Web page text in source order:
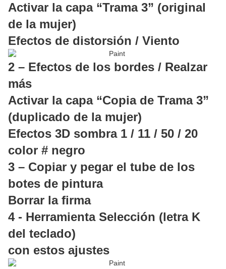
Activar la capa “Trama 3” (original
de la mujer)
Efectos de distorsión / Viento
2 – Efectos de los bordes / Realzar
más
Activar la capa “Copia de Trama 3”
(duplicado de la mujer)
Efectos 3D sombra 1 / 11 / 50 / 20
color # negro
3 – Copiar y pegar el tube de los
botes de pintura
Borrar la firma
4 - Herramienta Selección (letra K
del teclado)
con estos ajustes